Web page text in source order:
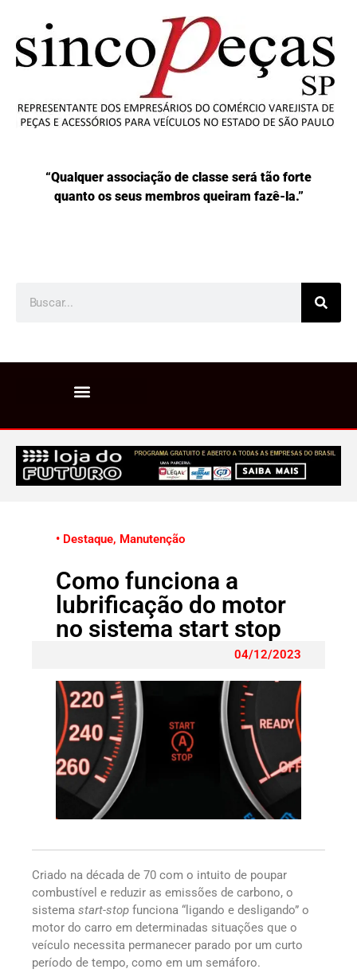
“Qualquer associação de classe será tão forte
quanto os seus membros queiram fazê-la.”
• Destaque, Manutenção
Como funciona a
lubrificação do motor
no sistema start stop
04/12/2023
Criado na década de 70 com o intuito de poupar
combustível e reduzir as emissões de carbono, o
sistema start-stop funciona “ligando e desligando” o
motor do carro em determinadas situações que o
veículo necessita permanecer parado por um curto
período de tempo, como em um semáforo.